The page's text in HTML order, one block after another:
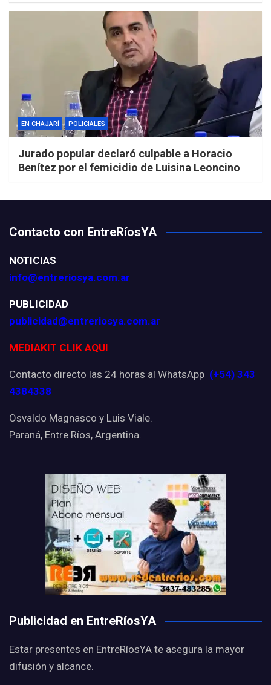
EN CHAJARÍ POLICIALES
Jurado popular declaró culpable a Horacio
Benítez por el femicidio de Luisina Leoncino
Contacto con EntreRíosYA
NOTICIAS
info@entreriosya.com.ar
PUBLICIDAD
publicidad@entreriosya.com.ar
MEDIAKIT CLIK AQUI
Contacto directo las 24 horas al WhatsApp (+54) 343
4384338
Osvaldo Magnasco y Luis Viale.
Paraná, Entre Ríos, Argentina.
Publicidad en EntreRíosYA
Estar presentes en EntreRíosYA te asegura la mayor
difusión y alcance.